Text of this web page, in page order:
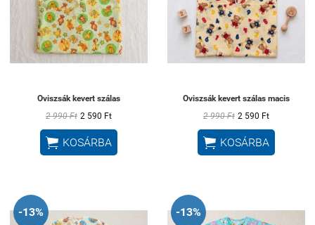
Oviszsák kevert szálas
2 990 Ft 2 590 Ft
 KOSÁRBA
Oviszsák kevert szálas macis
2 990 Ft 2 590 Ft
 KOSÁRBA
-13% -13%